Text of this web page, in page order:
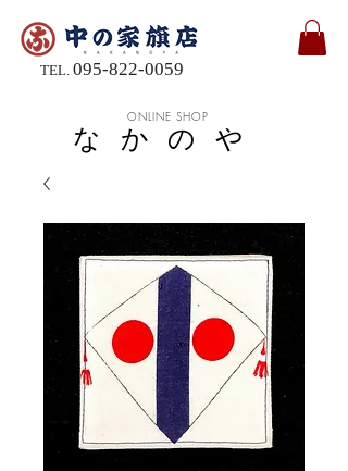
TEL. 095-822-0059
ONLINE SHOP
なかのや